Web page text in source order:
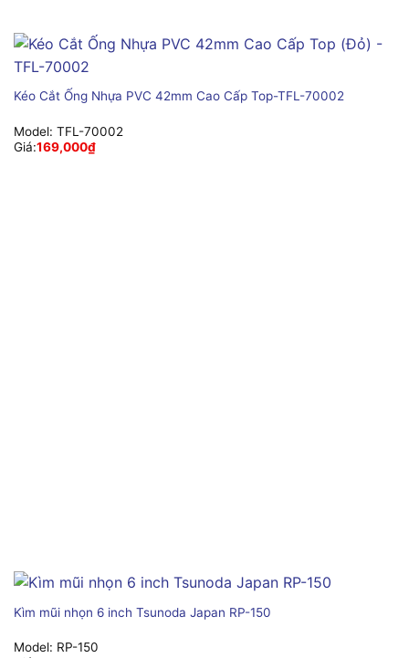
Kéo Cắt Ống Nhựa PVC 42mm Cao Cấp Top-TFL-70002
Model: TFL-70002
Giá:169,000₫
Kìm mũi nhọn 6 inch Tsunoda Japan RP-150
Model: RP-150